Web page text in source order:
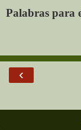
Palabras para
‹